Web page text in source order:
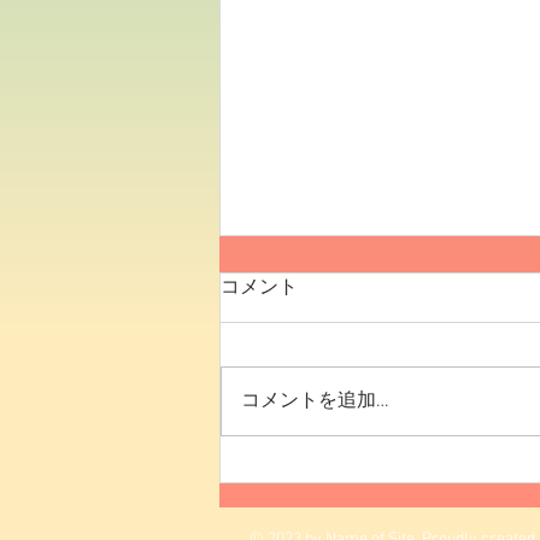
熱願冷諦
こんにちは。総務部の池内です。
社しました製造部のアニキです。
アニキの由来は名字からですが…
世代によってマチマチかもしれま
す。意味は、熱意をもって真剣に
コメント
コメントを追加…